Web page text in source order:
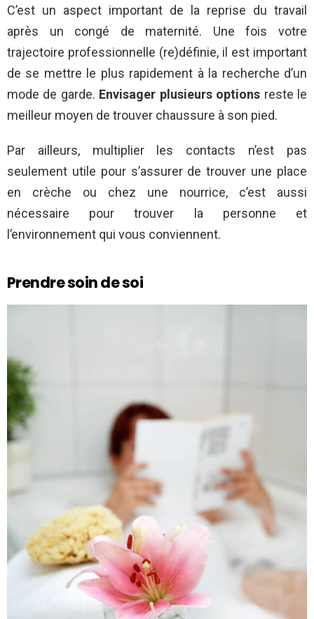
C’est un aspect important de la reprise du travail
après un congé de maternité. Une fois votre
trajectoire professionnelle (re)définie, il est important
de se mettre le plus rapidement à la recherche d’un
mode de garde. Envisager plusieurs options reste le
meilleur moyen de trouver chaussure à son pied.
Par ailleurs, multiplier les contacts n’est pas
seulement utile pour s’assurer de trouver une place
en crèche ou chez une nourrice, c’est aussi
nécessaire pour trouver la personne et
l’environnement qui vous conviennent.
Prendre soin de soi